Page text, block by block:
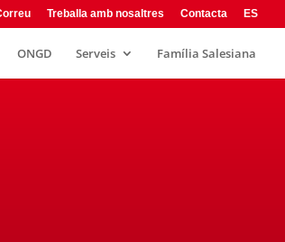
Treballa amb nosaltres Contacta ES
ONGD Serveis Família Salesiana